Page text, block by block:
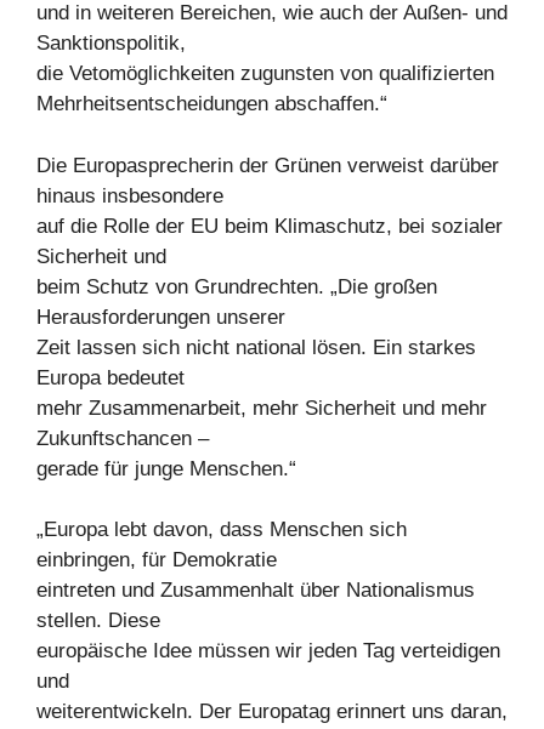
und in weiteren Bereichen, wie auch der Außen- und
Sanktionspolitik,
die Vetomöglichkeiten zugunsten von qualifizierten
Mehrheitsentscheidungen abschaffen.“
Die Europasprecherin der Grünen verweist darüber
hinaus insbesondere
auf die Rolle der EU beim Klimaschutz, bei sozialer
Sicherheit und
beim Schutz von Grundrechten. „Die großen
Herausforderungen unserer
Zeit lassen sich nicht national lösen. Ein starkes
Europa bedeutet
mehr Zusammenarbeit, mehr Sicherheit und mehr
Zukunftschancen –
gerade für junge Menschen.“
„Europa lebt davon, dass Menschen sich
einbringen, für Demokratie
eintreten und Zusammenhalt über Nationalismus
stellen. Diese
europäische Idee müssen wir jeden Tag verteidigen
und
weiterentwickeln. Der Europatag erinnert uns daran,